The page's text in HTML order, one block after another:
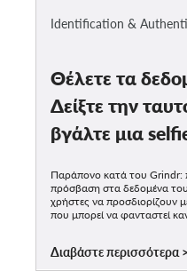
Identification &
Θέλετε τα
Δείξτε την
βγάλτε μια
Παράπονο κατά του Grindr:
πρόσβαση στα δεδομένα
χρήστες να προσδιορίζουν
που μπορεί να φανταστεί
Διαβάστε περισσότερα